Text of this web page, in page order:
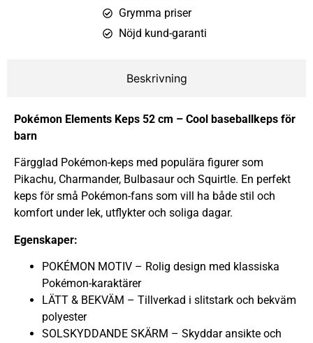
Grymma priser
Nöjd kund-garanti
Beskrivning
Pokémon Elements Keps 52 cm – Cool baseballkeps för
barn
Färgglad Pokémon-keps med populära figurer som
Pikachu, Charmander, Bulbasaur och Squirtle. En perfekt
keps för små Pokémon-fans som vill ha både stil och
komfort under lek, utflykter och soliga dagar.
Egenskaper:
POKÉMON MOTIV – Rolig design med klassiska
Pokémon-karaktärer
LÄTT & BEKVÄM – Tillverkad i slitstark och bekväm
polyester
SOLSKYDDANDE SKÄRM – Skyddar ansikte och